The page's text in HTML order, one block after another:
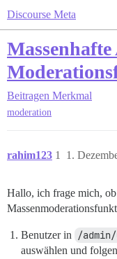
Discourse Meta
Beitragen Merkmal
moderation
rahim123 1.
1
Hallo, ich frage mich,
Benutzer in /
auswählen und